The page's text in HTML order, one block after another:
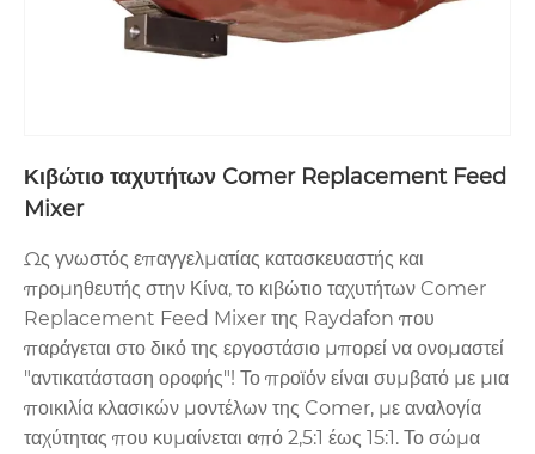
Κιβώτιο ταχυτήτων Comer Replacement Feed
Mixer
Ως γνωστός επαγγελματίας κατασκευαστής και
προμηθευτής στην Κίνα, το κιβώτιο ταχυτήτων Comer
Replacement Feed Mixer της Raydafon που
παράγεται στο δικό της εργοστάσιο μπορεί να ονομαστεί
"αντικατάσταση οροφής"! Το προϊόν είναι συμβατό με μια
ποικιλία κλασικών μοντέλων της Comer, με αναλογία
ταχύτητας που κυμαίνεται από 2,5:1 έως 15:1. Το σώμα